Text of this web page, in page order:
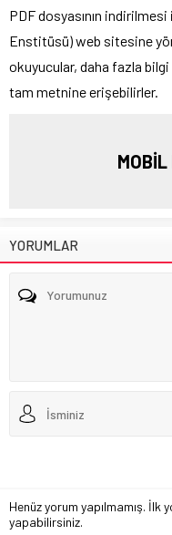
PDF dosyasının
Enstitüsü) web sitesine
okuyucular, daha fazla
tam metnine erişebilirler.
YORUMLAR
Henüz yorum yapılmamış. İlk
yapabilirsiniz.